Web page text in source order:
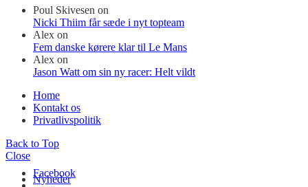
Poul Skivesen on
Nicki Thiim får sæde i nyt topteam
Alex on
Fem danske kørere klar til Le Mans
Alex on
Jason Watt om sin ny racer: Helt vildt
Home
Kontakt os
Privatlivspolitik
Back to Top
Close
Nyheder
Facebook